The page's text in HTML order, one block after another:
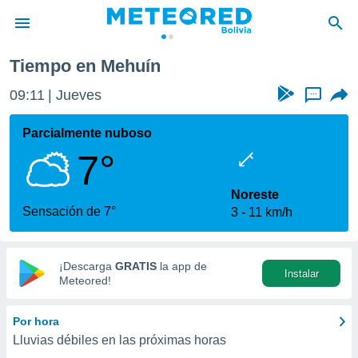
de
ha
que se
calidad.
a este
las
y
digital
basada
Tiempo en Mehuín
09:11 Jueves ...
Parcialmente nuboso
7°
Sensación de 7°
Noreste
3
11 km/h
¡Descarga GRATIS la app de
Meteored!
Instalar
Por hora
Lluvias débiles en las próximas horas